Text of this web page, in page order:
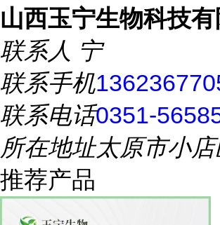
山西玉宁生物科技有
联系人 宁
联系手机
联系电话0351-
所在地址太原市小
推荐产品